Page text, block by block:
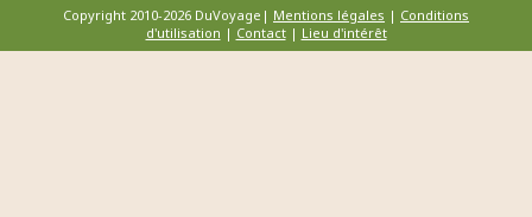
Copyright 2010-2026 DuVoyage| Mentions légales | Conditions
d'utilisation | Contact| Lieu d'intérêt